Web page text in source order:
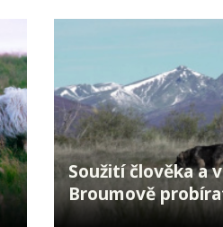
Soužití člověka a
Broumově